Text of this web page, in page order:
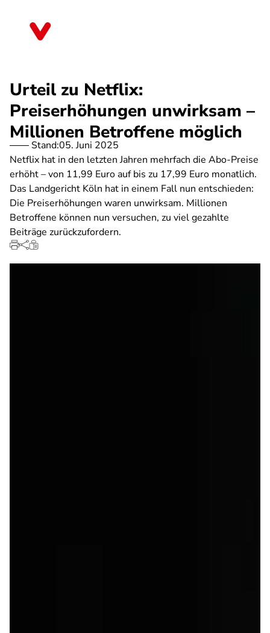
Urteil zu Netflix:
Preiserhöhungen unwirksam –
Millionen Betroffene möglich
Stand:05. Juni 2025
Netflix hat in den letzten Jahren mehrfach die Abo-Preise
erhöht – von 11,99 Euro auf bis zu 17,99 Euro monatlich.
Das Landgericht Köln hat in einem Fall nun entschieden:
Die Preiserhöhungen waren unwirksam. Millionen
Betroffene können nun versuchen, zu viel gezahlte
Beiträge zurückzufordern.